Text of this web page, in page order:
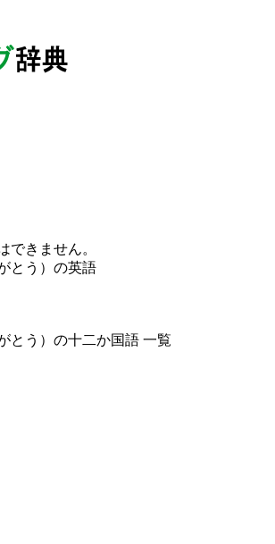
できません。
とう）の英語
とう）の十二か国語 一覧